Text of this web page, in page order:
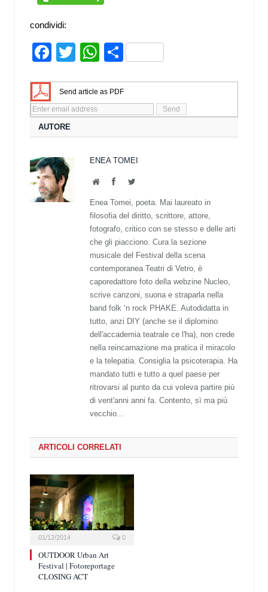
condividi:
Facebook
TwitterWhatsApp
Share
Send article as PDF
AUTORE
ENEA TOMEI
WebsiteFacebookTwitter
Enea Tomei, poeta. Mai laureato in
filosofia del diritto, scrittore, attore,
fotografo, critico con se stesso e delle arti
che gli piacciono. Cura la sezione
musicale del Festival della scena
contemporanea Teatri di Vetro, è
caporedattore foto della webzine Nucleo,
scrive canzoni, suona e straparla nella
band folk ‘n rock PHAKE. Autodidatta in
tutto, anzi DIY (anche se il diplomino
dell'accademia teatrale ce l'ha), non crede
nella reincarnazione ma pratica il miracolo
e la telepatia. Consiglia la psicoterapia. Ha
mandato tutti e tutto a quel paese per
ritrovarsi al punto da cui voleva partire più
di vent'anni anni fa. Contento, sì ma più
vecchio...
ARTICOLI CORRELATI
01/12/2014 0
OUTDOOR Urban Art
Festival | Fotoreportage
CLOSING ACT